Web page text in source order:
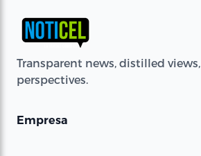
Transparent news, distilled
perspectives.
Empresa